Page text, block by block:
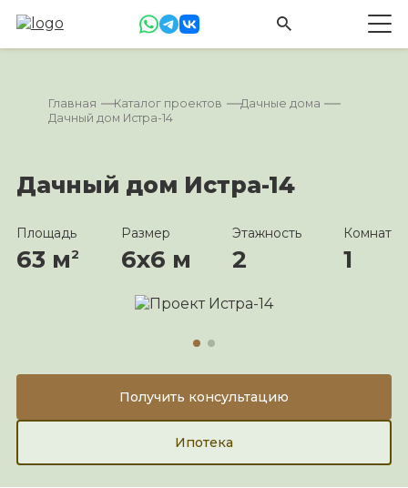
Главная Каталог проектов
Дачные дома
Дачный дом Истра-14
Дачный дом Истра-14
Площадь
63 м2
Размер
6х6 м
Этажность
2
Комнат
1
Получить консультацию
Ипотека